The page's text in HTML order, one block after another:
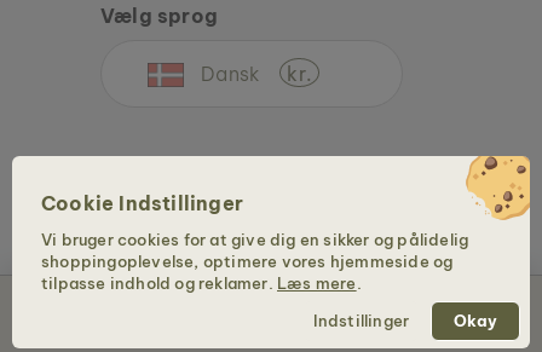
Cookie Indstillinger
Vi bruger cookies for at give dig en sikker og pålidelig
shoppingoplevelse, optimere vores hjemmeside og
tilpasse indhold og reklamer. Læs mere
Indstillinger
Okay
Vælg sprog
Dansk kr.
Copyright © 2026 Holzkern - Et mærke af Time for Nature GmbH. Alle rettigheder
forbeholdes.
Læg i kurv – 549 kr.